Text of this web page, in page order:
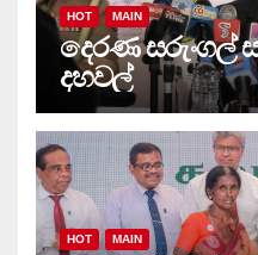
HOT MAIN
දෙරණ සරුංගල්
දහවල්
HOT MAIN